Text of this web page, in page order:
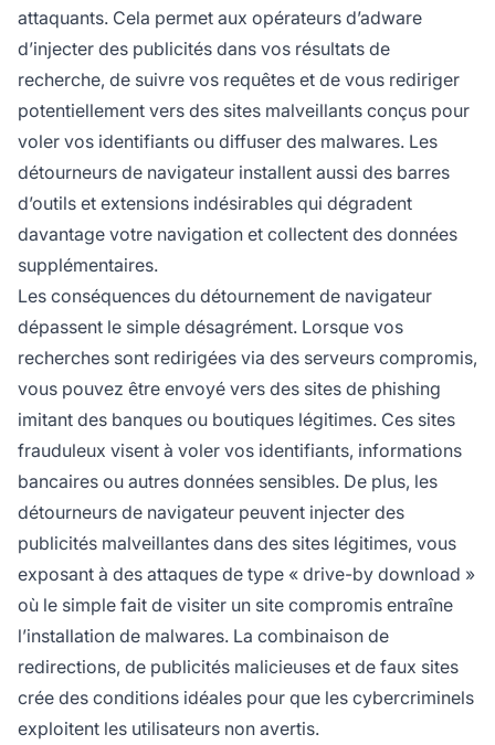
attaquants. Cela permet aux opérateurs d’adware
d’injecter des publicités dans vos résultats de
recherche, de suivre vos requêtes et de vous rediriger
potentiellement vers des sites malveillants conçus pour
voler vos identifiants ou diffuser des malwares. Les
détourneurs de navigateur installent aussi des barres
d’outils et extensions indésirables qui dégradent
davantage votre navigation et collectent des données
supplémentaires.
Les conséquences du détournement de navigateur
dépassent le simple désagrément. Lorsque vos
recherches sont redirigées via des serveurs compromis,
vous pouvez être envoyé vers des sites de phishing
imitant des banques ou boutiques légitimes. Ces sites
frauduleux visent à voler vos identifiants, informations
bancaires ou autres données sensibles. De plus, les
détourneurs de navigateur peuvent injecter des
publicités malveillantes dans des sites légitimes, vous
exposant à des attaques de type « drive-by download »
où le simple fait de visiter un site compromis entraîne
l’installation de malwares. La combinaison de
redirections, de publicités malicieuses et de faux sites
crée des conditions idéales pour que les cybercriminels
exploitent les utilisateurs non avertis.